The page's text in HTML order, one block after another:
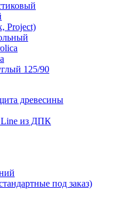
Project)
125/90
древесины
Line из ДПК
под заказ)